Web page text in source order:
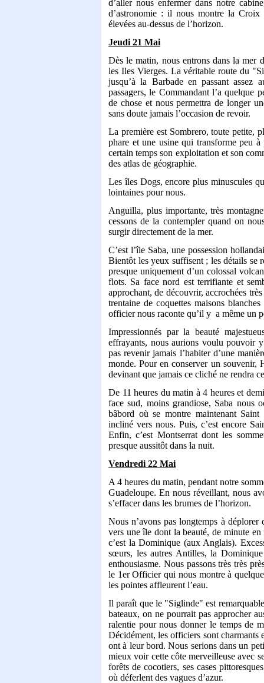
d’aller nous enfermer dans notre
d’astronomie : il nous montre la
élevées au-dessus de l’horizon.
Jeudi 21 Mai
Dès le matin, nous entrons dans la mer
les Iles Vierges. La véritable route du
jusqu’à la Barbade en passant assez
passagers, le Commandant l’a quelque
de chose et nous permettra de longer
sans doute jamais l’occasion de revoir.
La première est Sombrero, toute petite,
phare et une usine qui transforme peu
certain temps son exploitation et son
des atlas de géographie.
Les îles Dogs, encore plus minuscules
lointaines pour nous.
Anguilla, plus importante, très
cessons de la contempler quand on
surgir directement de la mer.
C’est l’île Saba, une possession
Bientôt les yeux suffisent ; les détails se
presque uniquement d’un colossal
flots. Sa face nord est terrifiante et
approchant, de découvrir, accrochées
trentaine de coquettes maisons
officier nous raconte qu’il y a même un
Impressionnés par la beauté
effrayants, nous aurions voulu pouvoir
pas revenir jamais l’habiter d’une
monde. Pour en conserver un souvenir,
devinant que jamais ce cliché ne rendra
De 11 heures du matin à 4 heures et
face sud, moins grandiose, Saba nous
bâbord où se montre maintenant
incliné vers nous. Puis, c’est encore
Enfin, c’est Montserrat dont les
presque aussitôt dans la nuit.
Vendredi 22 Mai
A 4 heures du matin, pendant notre
Guadeloupe. En nous réveillant, nous
s’effacer dans les brumes de l’horizon.
Nous n’avons pas longtemps à
vers une île dont la beauté, de minute
c’est la Dominique (aux Anglais).
sœurs, les autres Antilles, la
enthousiasme. Nous passons très très
le 1er Officier qui nous montre à
les pointes affleurent l’eau.
Il paraît que le "Siglinde" est
bateaux, on ne pourrait pas approcher
ralentie pour nous donner le temps de
Décidément, les officiers sont charmants
ont à leur bord. Nous serions dans un
mieux voir cette côte merveilleuse avec
forêts de cocotiers, ses cases
où déferlent des vagues d’azur.